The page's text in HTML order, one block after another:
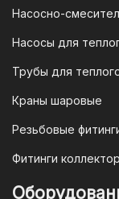
Для
мы
оплатить
Насосно-
Насосы для
Трубы для
Краны шаровые
Резьбовые
Фитинги